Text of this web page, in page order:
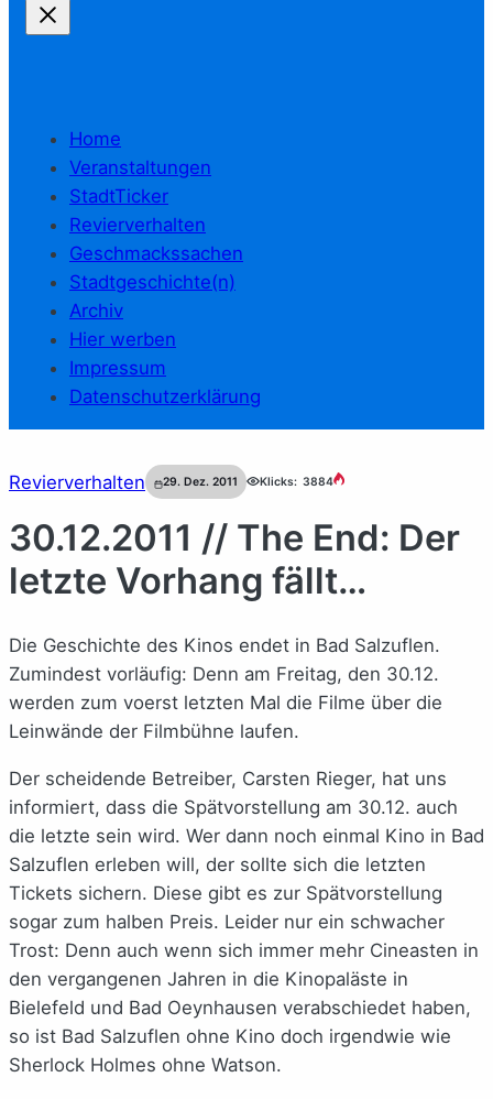
Home
Veranstaltungen
StadtTicker
Revierverhalten
Geschmackssachen
Stadtgeschichte(n)
Archiv
Hier werben
Impressum
Datenschutzerklärung
Revierverhalten 29. Dez. 2011 Klicks: 3884
30.12.2011 // The End: Der
letzte Vorhang fällt…
Die Geschichte des Kinos endet in Bad Salzuflen.
Zumindest vorläufig: Denn am Freitag, den 30.12.
werden zum voerst letzten Mal die Filme über die
Leinwände der Filmbühne laufen.
Der scheidende Betreiber, Carsten Rieger, hat uns
informiert, dass die Spätvorstellung am 30.12. auch
die letzte sein wird. Wer dann noch einmal Kino in Bad
Salzuflen erleben will, der sollte sich die letzten
Tickets sichern. Diese gibt es zur Spätvorstellung
sogar zum halben Preis. Leider nur ein schwacher
Trost: Denn auch wenn sich immer mehr Cineasten in
den vergangenen Jahren in die Kinopaläste in
Bielefeld und Bad Oeynhausen verabschiedet haben,
so ist Bad Salzuflen ohne Kino doch irgendwie wie
Sherlock Holmes ohne Watson.